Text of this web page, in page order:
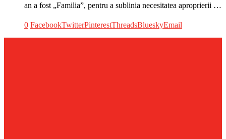
an a fost „Familia”, pentru a sublinia necesitatea aproprierii …
0 FacebookTwitterPinterestThreadsBlueskyEmail